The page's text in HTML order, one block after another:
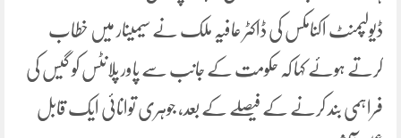
ڈیولپمنٹ اکنامکس کی ڈاکٹر عافیہ ملک نے سیمینار میں خطاب
کرتے ہوئے کہا کہ حکومت کے جانب سے پاور پلانٹس کو گیس کی
فراہمی بند کرنے کے فیصلے کے بعد، جوہری توانائی ایک قابل